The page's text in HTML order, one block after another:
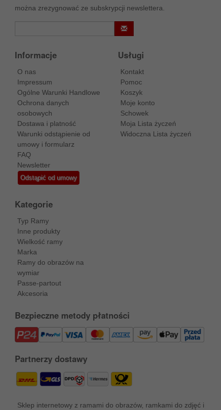
można zrezygnować ze subskrypcji newslettera.
Informacje
O nas
Impressum
Ogólne Warunki Handlowe
Ochrona danych
osobowych
Dostawa i platność
Warunki odstąpienie od
umowy i formularz
FAQ
Newsletter
Odstąpić od umowy
Usługi
Kontakt
Pomoc
Koszyk
Moje konto
Schowek
Moja Lista życzeń
Widoczna Lista życzeń
Kategorie
Typ Ramy
Inne produkty
Wielkość ramy
Marka
Ramy do obrazów na
wymiar
Passe-partout
Akcesoria
Bezpieczne metody płatności
Partnerzy dostawy
Sklep internetowy z ramami do obrazów, ramkami do zdjęć i